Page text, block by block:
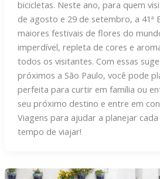
bicicletas. Neste ano, para quem
de agosto e 29 de setembro, a 41ª
maiores festivais de flores do
imperdível, repleta de cores e
todos os visitantes. Com essas
próximos a São Paulo, você pode
perfeita para curtir em família ou
seu próximo destino e entre em
Viagens para ajudar a planejar
tempo de viajar!